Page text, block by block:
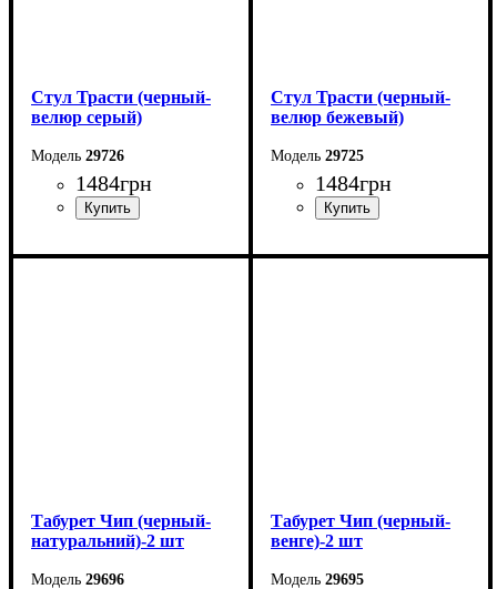
Стул Трасти (черный-
велюр серый)
29726
1484грн
Ширина: 47 см
Стул Трасти (черный-
велюр бежевый)
29725
1484грн
Ширина: 47 см
Табурет Чип (черный-
натуральний)-2 шт
29696
Табурет Чип (черный-
венге)-2 шт
29695